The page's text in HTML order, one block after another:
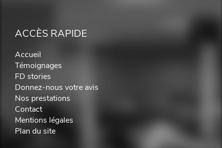
ACCÈS RAPIDE
Accueil
Témoignages
FD stories
Donnez-nous votre avis
Nos prestations
Contact
Mentions légales
Plan du site